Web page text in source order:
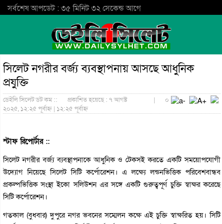
সর্বশেষ আপডেট : ৩৫ মিনিট ৩২ সেকেন্ড আগে
সিলেট নগরীর বর্জ্য ব্যবস্থাপনায় আসছে আধুনিক
প্রযুক্তি
ডেইলি সিলেট ডট কম ::
প্রকাশিত হয়েছে : ৭ আগষ্ট
২০২৫, ১২:২৫ পূর্বাহ্ন | ১২:২৫ পূর্বাহ্ন
| ০
স্টাফ রিপোর্টার ::
সিলেট নগরীর বর্জ্য ব্যবস্থাপনাকে আধুনিক ও টেকসই করতে একটি সময়োপযোগী
উদ্যোগ নিয়েছে সিলেট সিটি কর্পোরেশন। এ লক্ষ্যে লন্ডনভিত্তিক পরিবেশবান্ধব
প্রকল্পভিত্তিক সংস্থা ইকো সলিউশন এর সঙ্গে একটি গুরুত্বপূর্ণ চুক্তি স্বাক্ষর করেছে
সিটি কর্পোরেশন।
গতকাল (বুধবার) দুপুরে নগর ভবনের সম্মেলন কক্ষে এই চুক্তি স্বাক্ষরিত হয়। সিটি